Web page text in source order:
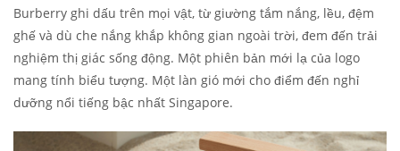
Burberry ghi dấu trên mọi vật, từ giường tắm nắng, lều, đệm
ghế và dù che nắng khắp không gian ngoài trời, đem đến trải
nghiệm thị giác sống động. Một phiên bản mới lạ của logo
mang tính biểu tượng. Một làn gió mới cho điểm đến nghỉ
dưỡng nổi tiếng bậc nhất Singapore.